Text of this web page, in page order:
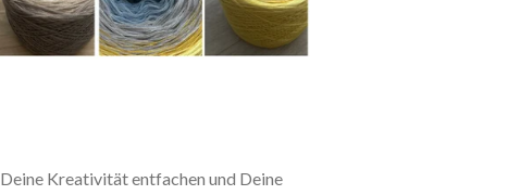
Kreativität entfachen und Deine